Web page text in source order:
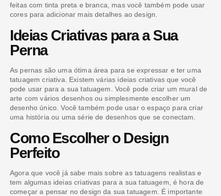
feitas com tinta preta e branca, mas você também pode usar
cores para adicionar mais detalhes ao design.
Ideias Criativas para a Sua
Perna
As pernas são uma ótima área para se expressar e ter uma
tatuagem criativa. Existem várias ideias criativas que você
pode usar para a sua tatuagem. Você pode criar um mural de
arte com vários desenhos ou simplesmente escolher um
desenho único. Você também pode usar o espaço para criar
uma história ou uma série de desenhos que se conectam.
Como Escolher o Design
Perfeito
Agora que você já sabe mais sobre as tatuagens realistas e
tem algumas ideias criativas para a sua tatuagem, é hora de
começar a pensar no design da sua tatuagem. É importante